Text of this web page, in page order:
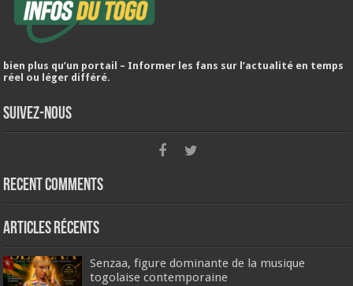
bien plus qu’un portail – Informer les fans sur l’actualité en temps
réel ou léger différé.
Suivez-nous
Recent Comments
Articles récents
Senzaa, figure dominante de la musique
togolaise contemporaine